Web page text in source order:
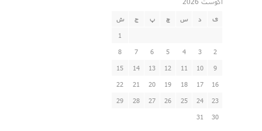
ی د س چ پ ج ش
1
2
3
4
5
6
7
8
9
10
11
12
13
14
15
16
17
18
19
20
21
22
23
24
25
26
27
28
29
30
31